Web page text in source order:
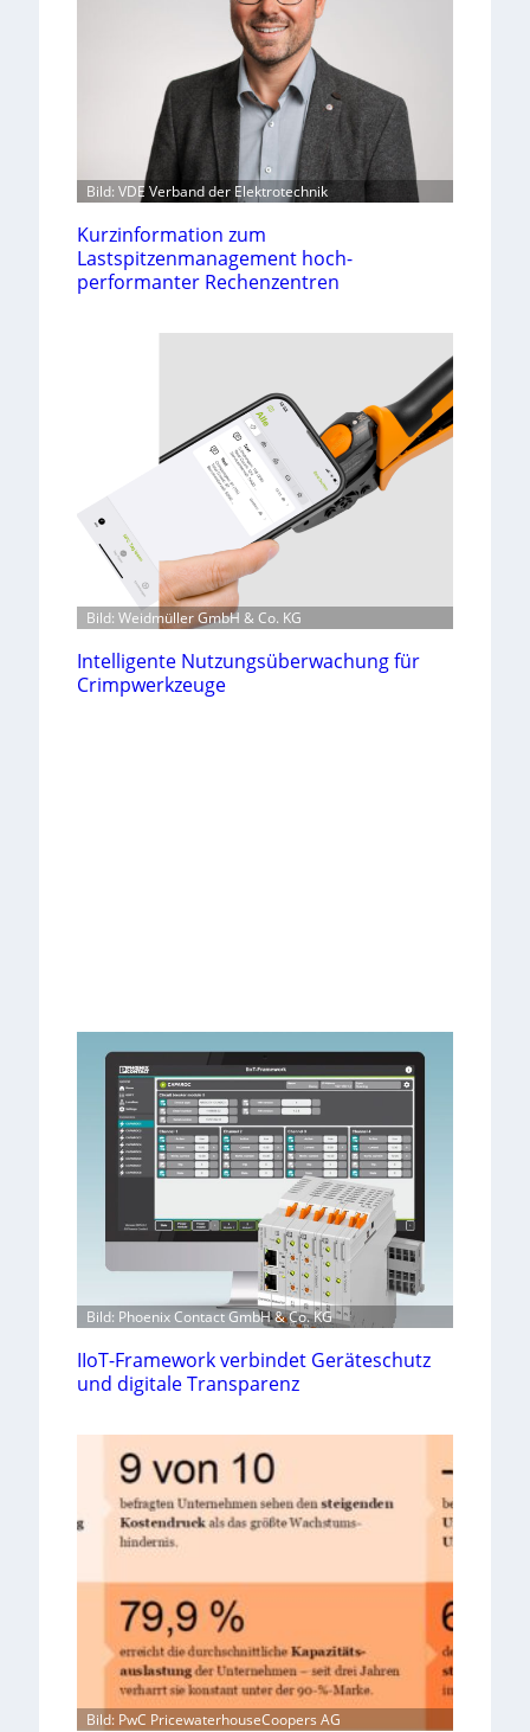
Bild: VDE Verband der Elektrotechnik
Kurzinformation zum
Lastspitzenmanagement hoch-
performanter Rechenzentren
Bild: Weidmüller GmbH & Co. KG
Intelligente Nutzungsüberwachung für
Crimpwerkzeuge
Bild: Phoenix Contact GmbH & Co. KG
IIoT-Framework verbindet Geräteschutz
und digitale Transparenz
Bild: PwC PricewaterhouseCoopers AG